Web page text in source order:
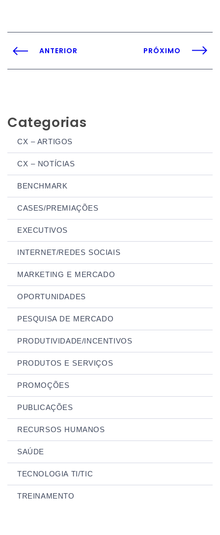
Categorias
CX – ARTIGOS
CX – NOTÍCIAS
BENCHMARK
CASES/PREMIAÇÕES
EXECUTIVOS
INTERNET/REDES SOCIAIS
MARKETING E MERCADO
OPORTUNIDADES
PESQUISA DE MERCADO
PRODUTIVIDADE/INCENTIVOS
PRODUTOS E SERVIÇOS
PROMOÇÕES
PUBLICAÇÕES
RECURSOS HUMANOS
SAÚDE
TECNOLOGIA TI/TIC
TREINAMENTO
ANTERIOR PRÓXIMO